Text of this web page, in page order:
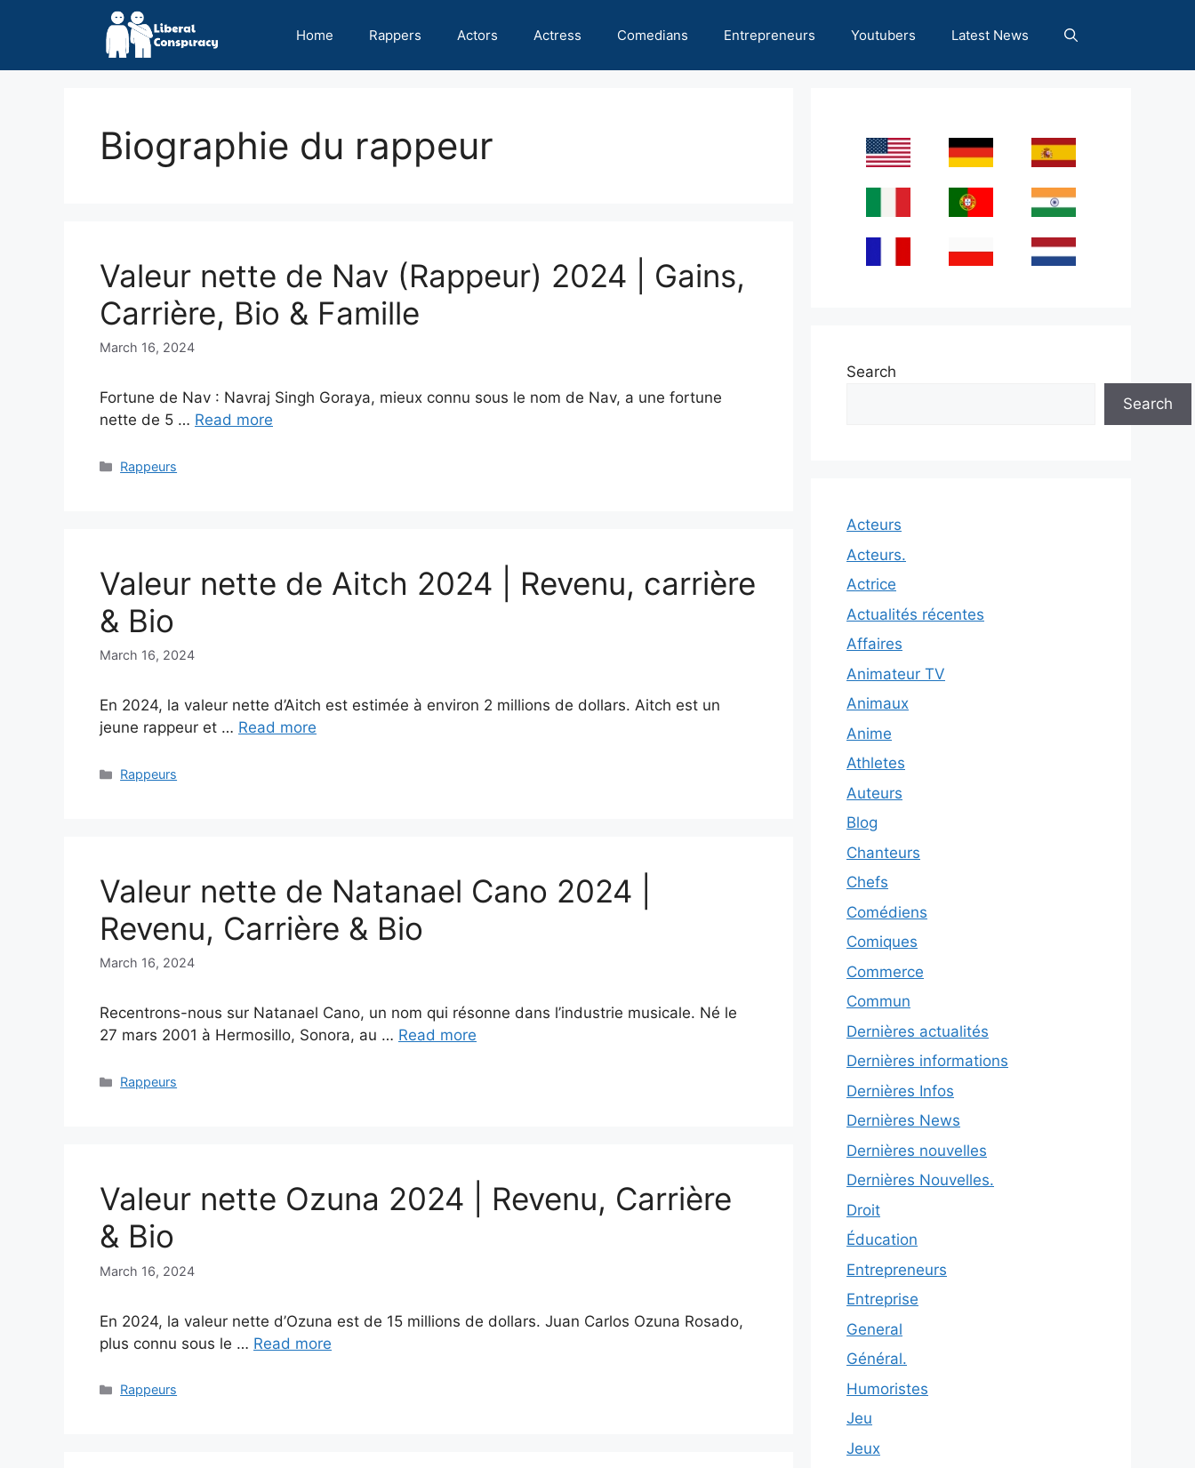
Home Rappers Actors Actress Comedians Entrepreneurs Youtubers Latest News
Biographie du rappeur
Valeur nette de Nav (Rappeur) 2024 | Gains,
Carrière, Bio & Famille
March 16, 2024
Fortune de Nav : Navraj Singh Goraya, mieux connu sous le nom de Nav, a une fortune
nette de 5 … Read more
Categories
Rappeurs
Valeur nette de Aitch 2024 | Revenu, carrière
& Bio
March 16, 2024
En 2024, la valeur nette d’Aitch est estimée à environ 2 millions de dollars. Aitch est un
jeune rappeur et … Read more
Categories
Rappeurs
Valeur nette de Natanael Cano 2024 |
Revenu, Carrière & Bio
March 16, 2024
Recentrons-nous sur Natanael Cano, un nom qui résonne dans l’industrie musicale. Né le
27 mars 2001 à Hermosillo, Sonora, au … Read more
Categories
Rappeurs
Valeur nette Ozuna 2024 | Revenu, Carrière
& Bio
March 16, 2024
En 2024, la valeur nette d’Ozuna est de 15 millions de dollars. Juan Carlos Ozuna Rosado,
plus connu sous le … Read more
Categories
Rappeurs
Search
Search
Acteurs
Acteurs.
Actrice
Actualités récentes
Affaires
Animateur TV
Animaux
Anime
Athletes
Auteurs
Blog
Chanteurs
Chefs
Comédiens
Comiques
Commerce
Commun
Dernières actualités
Dernières informations
Dernières Infos
Dernières News
Dernières nouvelles
Dernières Nouvelles.
Droit
Éducation
Entrepreneurs
Entreprise
General
Général.
Humoristes
Jeu
Jeux